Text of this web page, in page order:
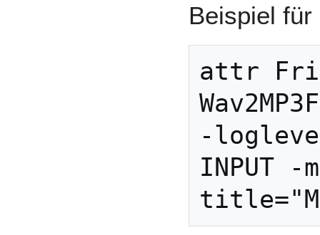
Beispiel
attr
-
INPUT -